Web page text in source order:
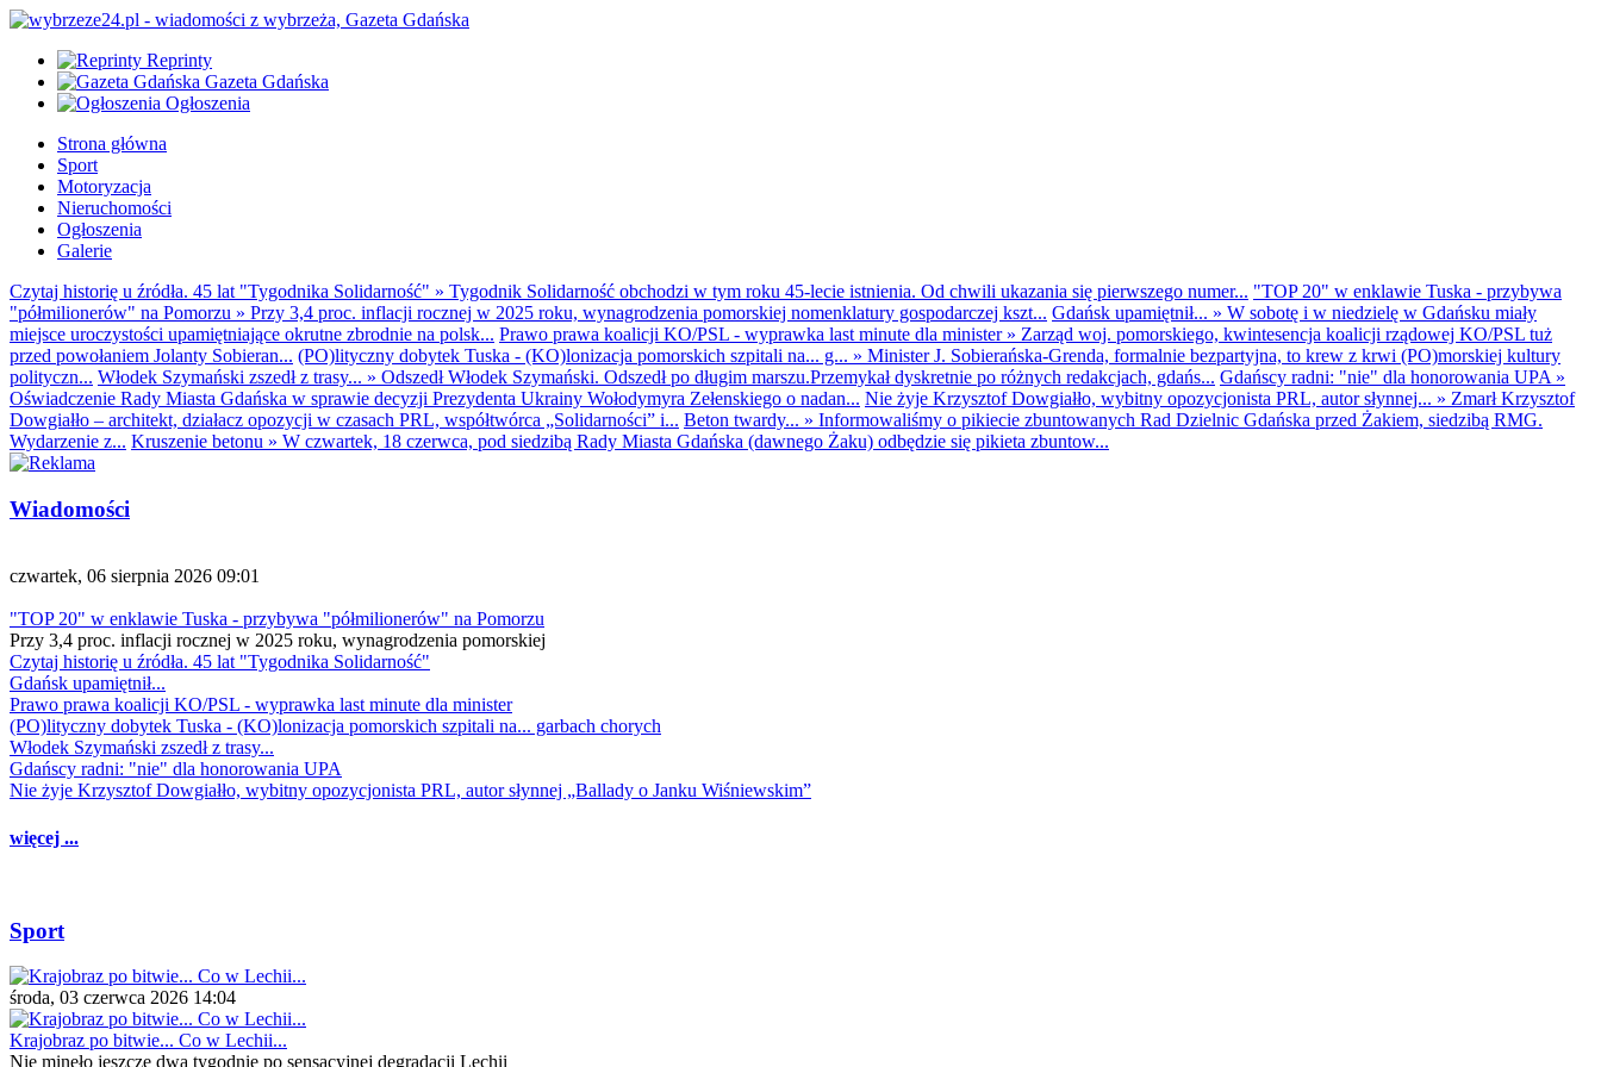
Reprinty
Gazeta Gdańska
Ogłoszenia
Strona główna
Sport
Motoryzacja
Nieruchomości
Ogłoszenia
Galerie
Czytaj historię u źródła. 45 lat "Tygodnika Solidarność" » Tygodnik Solidarność obchodzi w tym roku 45-lecie istnienia. Od chwili ukazania się pierwszego numer... "TOP 20" w enklawie Tuska - przybywa
"półmilionerów" na Pomorzu » Przy 3,4 proc. inflacji rocznej w 2025 roku, wynagrodzenia pomorskiej nomenklatury gospodarczej kszt... Gdańsk upamiętnił... » W sobotę i w niedzielę w Gdańsku miały
miejsce uroczystości upamiętniające okrutne zbrodnie na polsk... Prawo prawa koalicji KO/PSL - wyprawka last minute dla minister» Zarząd woj. pomorskiego, kwintesencja koalicji rządowej KO/PSL tuż
przed powołaniem Jolanty Sobieran... (PO)lityczny dobytek Tuska - (KO)lonizacja pomorskich szpitali na... g... » Minister J. Sobierańska-Grenda, formalnie bezpartyjna, to krew z krwi (PO)morskiej kultury
polityczn... Włodek Szymański zszedł z trasy... » Odszedł Włodek Szymański. Odszedł po długim marszu.Przemykał dyskretnie po różnych redakcjach, gdańs... Gdańscy radni: "nie" dla honorowania UPA »
Oświadczenie Rady Miasta Gdańska w sprawie decyzji Prezydenta Ukrainy Wołodymyra Zełenskiego o nadan... Nie żyje Krzysztof Dowgiałło, wybitny opozycjonista PRL, autor słynnej... » Zmarł Krzysztof
Dowgiałło – architekt, działacz opozycji w czasach PRL, współtwórca „Solidarności” i... Beton twardy... » Informowaliśmy o pikiecie zbuntowanych Rad Dzielnic Gdańska przed Żakiem, siedzibą RMG.
Wydarzenie z... Kruszenie betonu » W czwartek, 18 czerwca, pod siedzibą Rady Miasta Gdańska (dawnego Żaku) odbędzie się pikieta zbuntow...
Wiadomości
czwartek, 06 sierpnia 2026 09:01
"TOP 20" w enklawie Tuska - przybywa "półmilionerów" na Pomorzu
Przy 3,4 proc. inflacji rocznej w 2025 roku, wynagrodzenia pomorskiej
Czytaj historię u źródła. 45 lat "Tygodnika Solidarność"
Gdańsk upamiętnił...
Prawo prawa koalicji KO/PSL - wyprawka last minute dla minister
(PO)lityczny dobytek Tuska - (KO)lonizacja pomorskich szpitali na... garbach chorych
Włodek Szymański zszedł z trasy...
Gdańscy radni: "nie" dla honorowania UPA
Nie żyje Krzysztof Dowgiałło, wybitny opozycjonista PRL, autor słynnej „Ballady o Janku Wiśniewskim”
więcej ...
Sport
środa, 03 czerwca 2026 14:04
Krajobraz po bitwie... Co w Lechii...
Nie minęło jeszcze dwa tygodnie po sensacyjnej degradacji Lechii